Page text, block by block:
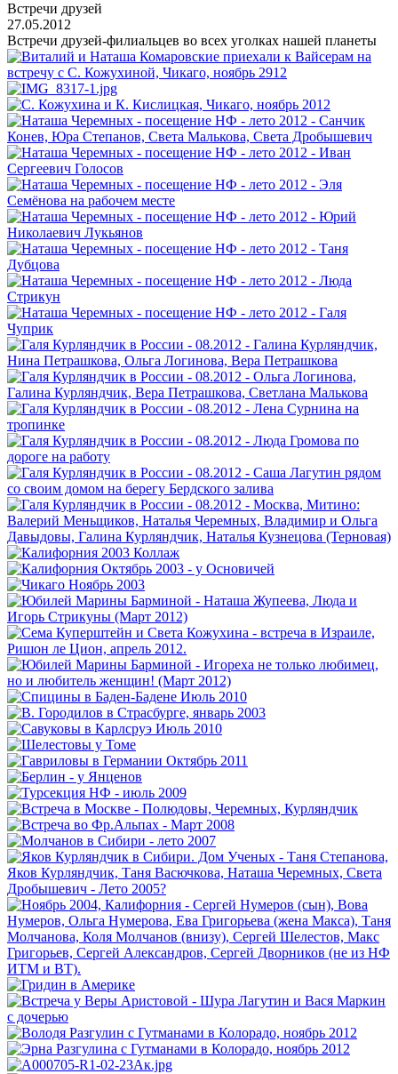
Встречи друзей
27.05.2012
Встречи друзей-филиальцев во всех уголках нашей планеты